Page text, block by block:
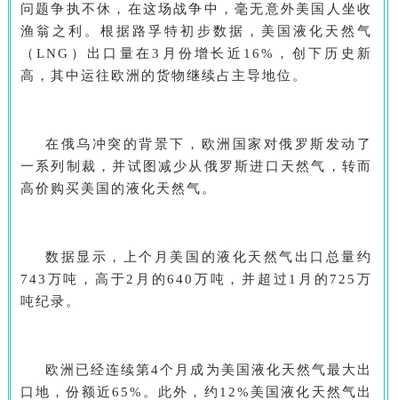
问题争执不休，在这场战争中，毫无意外美国人坐收
渔翁之利。根据路孚特初步数据，美国液化天然气
（LNG）出口量在3月份增长近16%，创下历史新
高，其中运往欧洲的货物继续占主导地位。
在俄乌冲突的背景下，欧洲国家对俄罗斯发动了
一系列制裁，并试图减少从俄罗斯进口天然气，转而
高价购买美国的液化天然气。
数据显示，上个月美国的液化天然气出口总量约
743万吨，高于2月的640万吨，并超过1月的725万
吨纪录。
欧洲已经连续第4个月成为美国液化天然气最大出
口地，份额近65%。此外，约12%美国液化天然气出